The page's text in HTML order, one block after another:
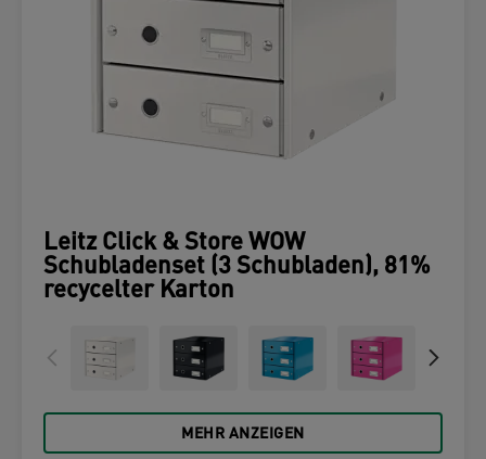
Leitz Click & Store WOW
Schubladenset (3 Schubladen), 81%
recycelter Karton
MEHR ANZEIGEN